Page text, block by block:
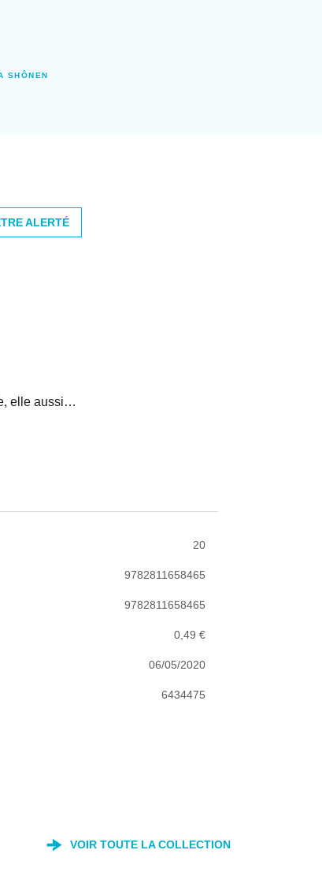
SHÔNEN
ALERTÉ
elle aussi…
20
9782811658465
9782811658465
0,49 €
06/05/2020
6434475
VOIR TOUTE LA COLLECTION